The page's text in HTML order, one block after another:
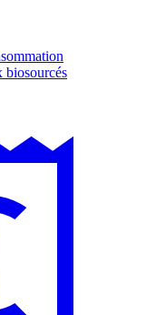
biosourcés